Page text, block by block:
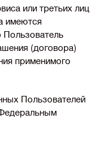
или третьих лиц
имеются
Пользователь
(договора)
применимого
Пользователей